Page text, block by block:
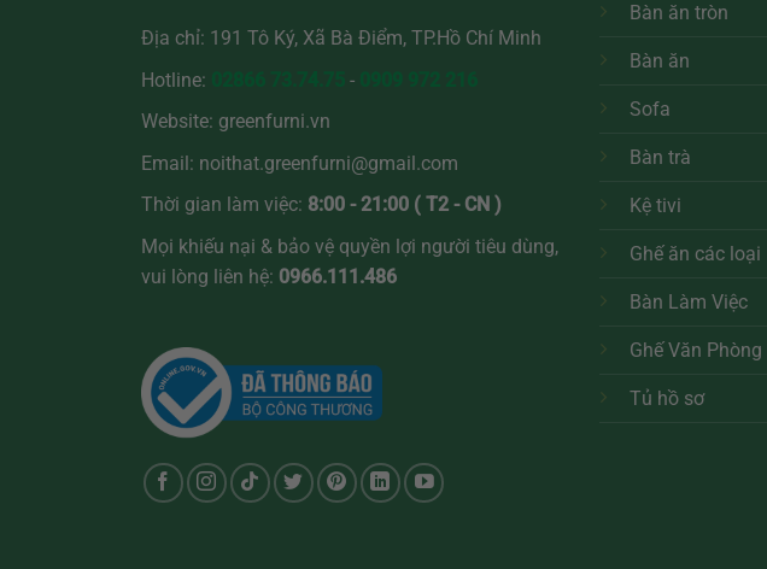
Địa chỉ: 191 Tô Ký, Xã Bà Điểm, TP.Hồ Chí Minh
Hotline:
-
Website: greenfurni.vn
Email: noithat.greenfurni@gmail.com
Thời gian làm việc: 8:00 - 21:00 ( T2 - CN )
Mọi khiếu nại & bảo vệ quyền lợi người tiêu dùng,
vui lòng liên hệ: 0966.111.486
Bàn ăn tròn
Bàn ăn
Sofa
Bàn trà
Kệ tivi
Ghế ăn các loại
Bàn Làm Việc
Ghế Văn Phòng
Tủ hồ sơ